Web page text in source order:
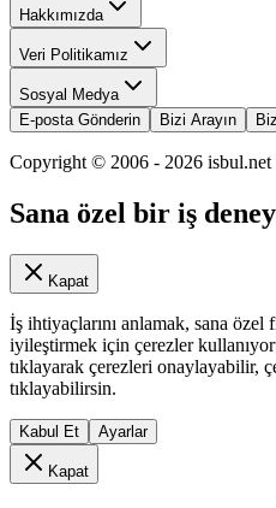
Hakkımızda
Veri Politikamız
Sosyal Medya
E-posta Gönderin
Bizi Arayın
Copyright © 2006 - 2026 isbul.net
Sana özel bir iş
Kapat
İş ihtiyaçlarını anlamak, sana özel
iyileştirmek için çerezler
tıklayarak çerezleri onaylayabilir,
tıklayabilirsin.
Kabul Et Ayarlar
Kapat